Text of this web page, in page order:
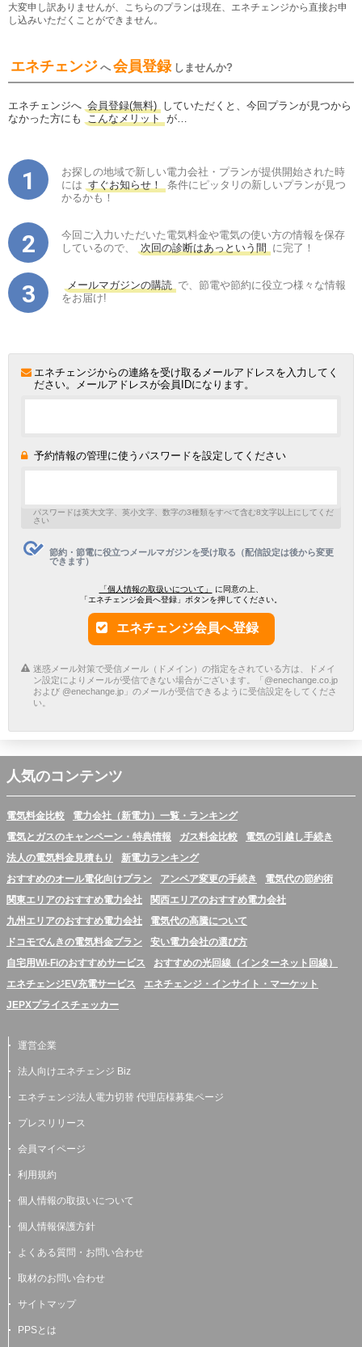
大変申し訳ありませんが、こちらのプランは現在、エネチェンジから直接お申
し込みいただくことができません。
エネチェンジ へ 会員登録 しませんか?
エネチェンジへ 会員登録(無料) していただくと、今回プランが見つから
なかった方にも
こんなメリット が…
お探しの地域で新しい電力会社・プランが提供開始された時
には すぐお知らせ！
条件にピッタリの新しいプランが見つ
かるかも！
今回ご入力いただいた電気料金や電気の使い方の情報を保存
しているので、
次回の診断はあっという間 に完了！
メールマガジンの購読 で、節電や節約に役立つ様々な情報
をお届け!
エネチェンジからの連絡を受け取るメールアドレスを入力してく
ださい。メールアドレスが会員IDになります。
予約情報の管理に使うパスワードを設定してください
パスワードは英大文字、英小文字、数字の3種類をすべて含む8文字以上にしてくだ
さい
節約・節電に役立つメールマガジンを受け取る（配信設定は後から変更
できます）
「個人情報の取扱いについて」
に同意の上、
「エネチェンジ会員へ登録」ボタンを押してください。
エネチェンジ会員へ登録
迷惑メール対策で受信メール（ドメイン）の指定をされている方は、ドメイ
ン設定によりメールが受信できない場合がございます。「@enechange.co.jp
および @enechange.jp」のメールが受信できるように受信設定をしてくださ
い。
人気のコンテンツ
電気料金比較
電力会社（新電力）一覧・ランキング
電気とガスのキャンペーン・特典情報
ガス料金比較
電気の引越し手続き
法人の電気料金見積もり
新電力ランキング
おすすめのオール電化向けプラン
アンペア変更の手続き
電気代の節約術
関東エリアのおすすめ電力会社
関西エリアのおすすめ電力会社
九州エリアのおすすめ電力会社
電気代の高騰について
ドコモでんきの電気料金プラン
安い電力会社の選び方
自宅用Wi-Fiのおすすめサービス
おすすめの光回線（インターネット回線）
エネチェンジEV充電サービス
エネチェンジ・インサイト・マーケット
JEPXプライスチェッカー
運営企業
法人向けエネチェンジ Biz
エネチェンジ法人電力切替 代理店様募集ページ
プレスリリース
会員マイページ
利用規約
個人情報の取扱いについて
個人情報保護方針
よくある質問・お問い合わせ
取材のお問い合わせ
サイトマップ
PPSとは